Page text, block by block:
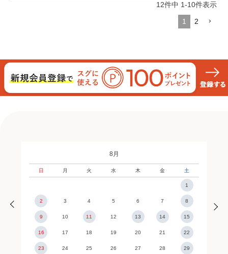
12件中 1-10件表示
1 2
8月
日 月 火 水 木 金 土
1
2 3 4 5 6 7 8
9 10 11 12 13 14 15
16 17 18 19 20 21 22
23 24 25 26 27 28 29